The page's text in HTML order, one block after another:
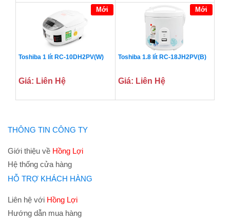
Mới
Toshiba 1 lít RC-10DH2PV(W)
Giá: Liên Hệ
Mới
Toshiba 1.8 lít RC-18JH2PV(B)
Giá: Liên Hệ
THÔNG TIN CÔNG TY
Giới thiệu về Hồng Lợi
Hệ thống cửa hàng
HỖ TRỢ KHÁCH HÀNG
Liên hệ với Hồng Lợi
Hướng dẫn mua hàng